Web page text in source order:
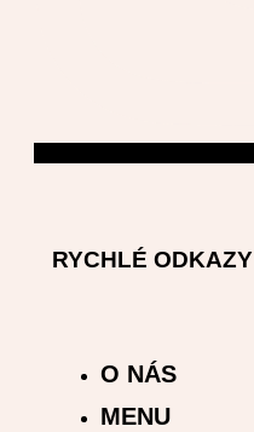
RYCHLÉ ODKAZY
O NÁS
MENU